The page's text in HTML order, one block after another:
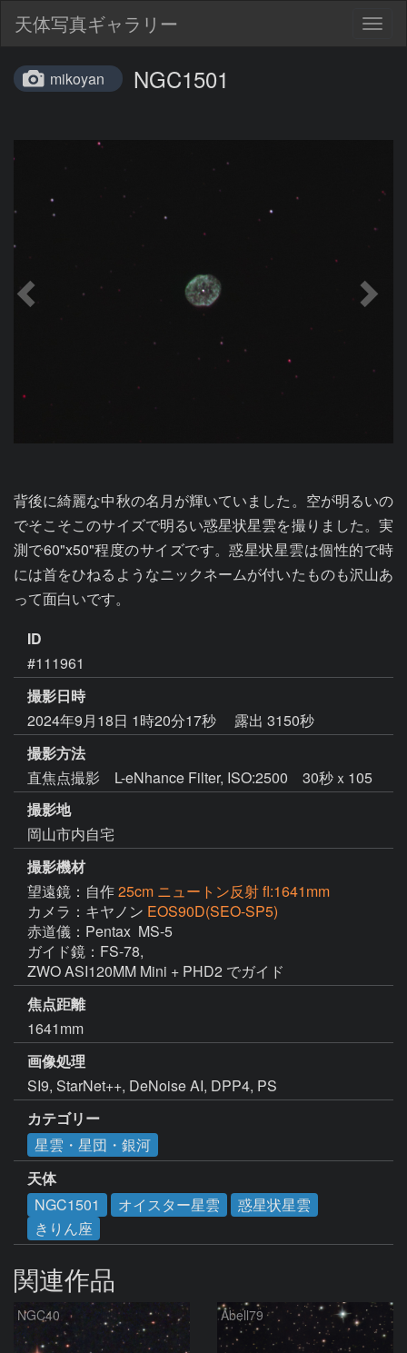
天体写真ギャラリー
mikoyan NGC1501
背後に綺麗な中秋の名月が輝いていました。空が明るいの
でそこそこのサイズで明るい惑星状星雲を撮りました。実
測で60"x50"程度のサイズです。惑星状星雲は個性的で時
には首をひねるようなニックネームが付いたものも沢山あ
って面白いです。
ID
#111961
撮影日時
2024年9月18日 1時20分17秒
露出 3150秒
撮影方法
直焦点撮影 L-eNhance Filter, ISO:2500 30秒ｘ105
撮影地
岡山市内自宅
撮影機材
望遠鏡：自作25cm ニュートン反射 fl:1641mm
カメラ：キヤノン EOS90D(SEO-SP5)
赤道儀：Pentax  MS-5
ガイド鏡：FS-78,
ZWO ASI120MM Mini + PHD2 でガイド
焦点距離
1641mm
画像処理
SI9, StarNet++, DeNoise AI, DPP4, PS
カテゴリー
星雲・星団・銀河
天体
NGC1501
オイスター星雲
惑星状星雲
きりん座
関連作品
NGC40 Abell79